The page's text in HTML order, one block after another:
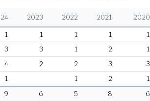
2023 2022 2021
2020
1 1 1 1
1
3 3 1 2
1
4 2 2 3
3
1 1 2
1
9 6 5 8 6